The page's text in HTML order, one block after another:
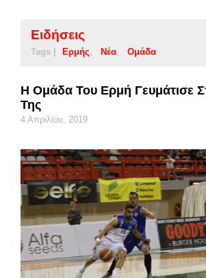
Ειδήσεις
Tags | Ερμής Νέα Ομάδα
Η Ομάδα Του Ερμή Γευμάτισε
Της
4 Απριλίου, 2019